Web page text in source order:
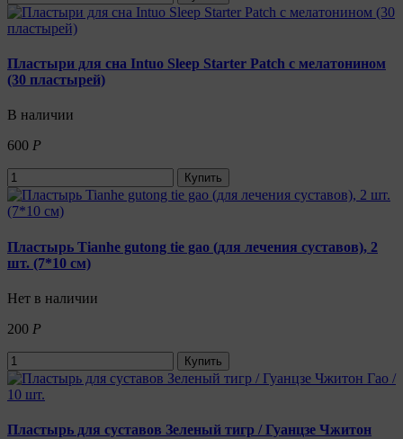
Пластыри для сна Intuo Sleep Starter Patch с мелатонином
(30 пластырей)
В наличии
600 Р
Купить
Пластырь Tianhe gutong tie gao (для лечения суставов), 2
шт. (7*10 см)
Нет в наличии
200 Р
Купить
Пластырь для суставов Зеленый тигр / Гуанцзе Чжитон